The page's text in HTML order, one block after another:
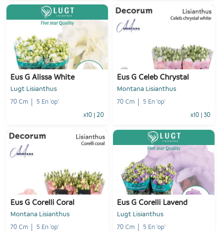
- 1 + Voeg toe Voeg toe
Eus G Alissa White
Lugt Lisianthus
70 Cm 5 En 'op'
x10 20
Voeg toe
Eus G Celeb Chrystal
Montana Lisianthus
70 Cm 5 En 'op'
x10 30
- 1 + Voeg toe
Eus G Corelli Coral
Montana Lisianthus
70 Cm 5 En 'op'
Eus G Corelli Lavend
Lugt Lisianthus
70 Cm 5 En 'op'